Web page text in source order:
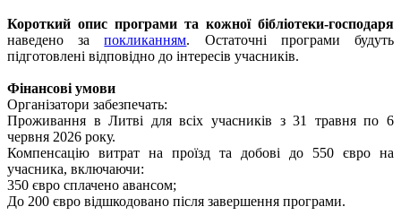
Короткий опис програми та кожної бібліотеки-господаря
наведено запокликанням. Остаточні програми будуть
підготовлені відповідно до інтересів учасників.
Фінансові умови
Організатори забезпечать:
Проживання в Литві для всіх учасників з 31 травня по 6
червня 2026 року.
Компенсацію витрат на проїзд та добові до 550 євро на
учасника, включаючи:
350 євро сплачено авансом;
До 200 євро відшкодовано після завершення програми.